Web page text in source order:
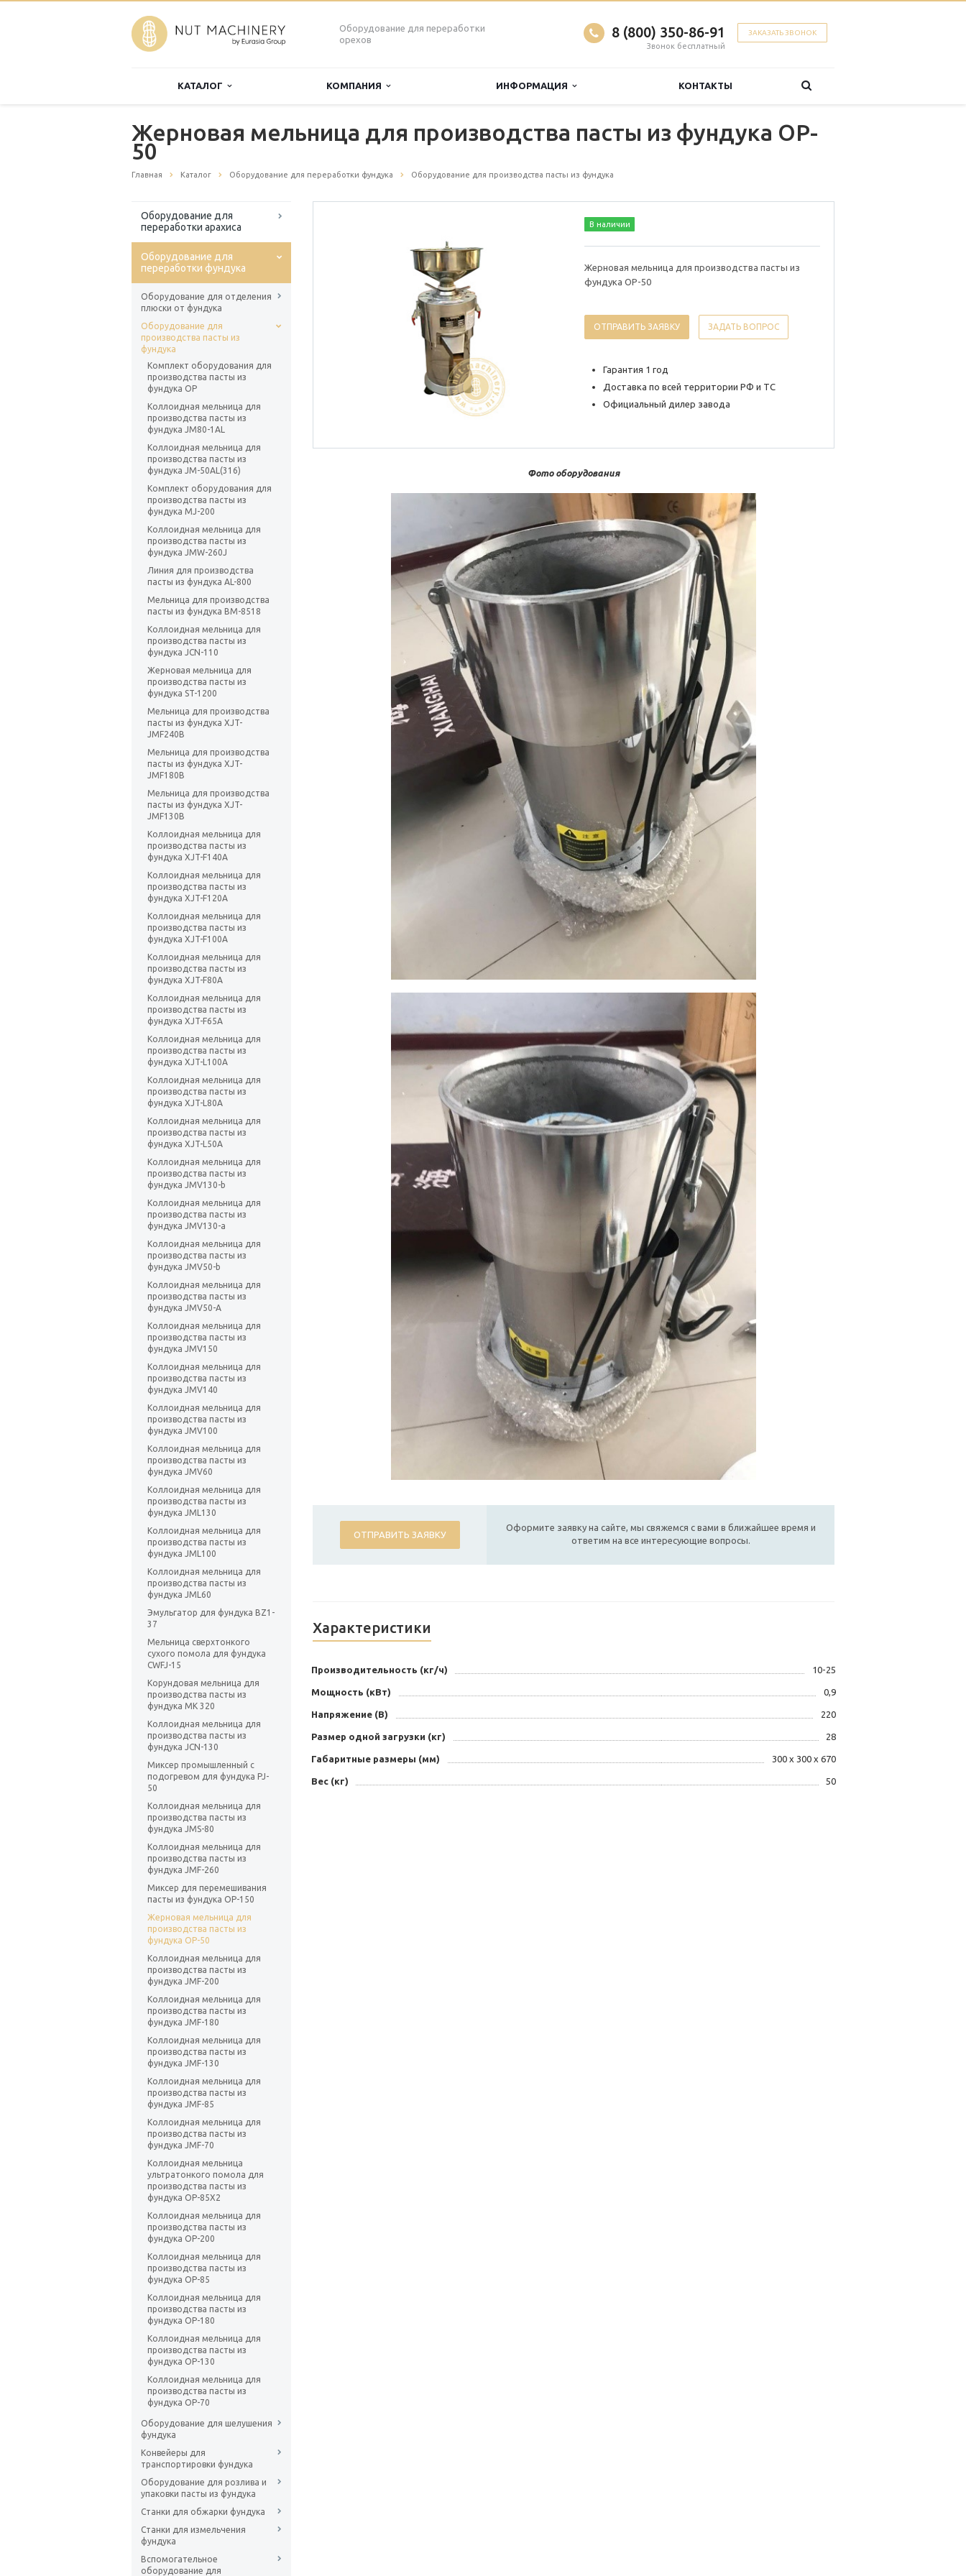
Оборудование для переработки
орехов
ЗАКАЗАТЬ ЗВОНОК
8 (800) 350-86-91
Звонок бесплатный
КАТАЛОГ КОМПАНИЯ ИНФОРМАЦИЯ КОНТАКТЫ
Жерновая мельница для производства пасты из фундука OP-
50
Главная Каталог Оборудование для переработки фундука Оборудование для производства пасты из фундука
Оборудование для
переработки арахиса
Оборудование для
переработки фундука
Оборудование для отделения
плюски от фундука
Оборудование для
производства пасты из
фундука
Комплект оборудования для
производства пасты из
фундука ОР
Коллоидная мельница для
производства пасты из
фундука JM80-1AL
Коллоидная мельница для
производства пасты из
фундука JM-50AL(316)
Комплект оборудования для
производства пасты из
фундука MJ-200
Коллоидная мельница для
производства пасты из
фундука JMW-260J
Линия для производства
пасты из фундука AL-800
Мельница для производства
пасты из фундука ВМ-8518
Коллоидная мельница для
производства пасты из
фундука JCN-110
Жерновая мельница для
производства пасты из
фундука ST-1200
Мельница для производства
пасты из фундука XJT-
JMF240B
Мельница для производства
пасты из фундука XJT-
JMF180B
Мельница для производства
пасты из фундука XJT-
JMF130B
Коллоидная мельница для
производства пасты из
фундука XJT-F140A
Коллоидная мельница для
производства пасты из
фундука XJT-F120A
Коллоидная мельница для
производства пасты из
фундука XJT-F100A
Коллоидная мельница для
производства пасты из
фундука XJT-F80A
Коллоидная мельница для
производства пасты из
фундука XJT-F65A
Коллоидная мельница для
производства пасты из
фундука XJT-L100A
Коллоидная мельница для
производства пасты из
фундука XJT-L80A
Коллоидная мельница для
производства пасты из
фундука XJT-L50A
Коллоидная мельница для
производства пасты из
фундука JMV130-b
Коллоидная мельница для
производства пасты из
фундука JMV130-a
Коллоидная мельница для
производства пасты из
фундука JMV50-b
Коллоидная мельница для
производства пасты из
фундука JMV50-А
Коллоидная мельница для
производства пасты из
фундука JMV150
Коллоидная мельница для
производства пасты из
фундука JMV140
Коллоидная мельница для
производства пасты из
фундука JMV100
Коллоидная мельница для
производства пасты из
фундука JMV60
Коллоидная мельница для
производства пасты из
фундука JML130
Коллоидная мельница для
производства пасты из
фундука JML100
Коллоидная мельница для
производства пасты из
фундука JML60
Эмульгатор для фундука BZ1-
37
Мельница сверхтонкого
сухого помола для фундука
CWFJ-15
Корундовая мельница для
производства пасты из
фундука MK 320
Коллоидная мельница для
производства пасты из
фундука JCN-130
Миксер промышленный с
подогревом для фундука PJ-
50
Коллоидная мельница для
производства пасты из
фундука JMS-80
Коллоидная мельница для
производства пасты из
фундука JMF-260
Миксер для перемешивания
пасты из фундука ОP-150
Жерновая мельница для
производства пасты из
фундука OP-50
Коллоидная мельница для
производства пасты из
фундука JMF-200
Коллоидная мельница для
производства пасты из
фундука JMF-180
Коллоидная мельница для
производства пасты из
фундука JMF-130
Коллоидная мельница для
производства пасты из
фундука JMF-85
Коллоидная мельница для
производства пасты из
фундука JMF-70
Коллоидная мельница
ультратонкого помола для
производства пасты из
фундука OP-85X2
Коллоидная мельница для
производства пасты из
фундука OP-200
Коллоидная мельница для
производства пасты из
фундука OP-85
Коллоидная мельница для
производства пасты из
фундука OP-180
Коллоидная мельница для
производства пасты из
фундука OP-130
Коллоидная мельница для
производства пасты из
фундука OP-70
Оборудование для шелушения
фундука
Конвейеры для
транспортировки фундука
Оборудование для розлива и
упаковки пасты из фундука
Станки для обжарки фундука
Станки для измельчения
фундука
Вспомогательное
оборудование для
В наличии
Жерновая мельница для производства пасты из
фундука OP-50
ОТПРАВИТЬ ЗАЯВКУ ЗАДАТЬ ВОПРОС
Гарантия 1 год
Доставка по всей территории РФ и ТС
Официальный дилер завода
Фото оборудования
ОТПРАВИТЬ ЗАЯВКУ
Оформите заявку на сайте, мы свяжемся с вами в ближайшее время и
ответим на все интересующие вопросы.
Характеристики
Производительность (кг/ч) 10-25
Мощность (кВт) 0,9
Напряжение (В) 220
Размер одной загрузки (кг) 28
Габаритные размеры (мм) 300 х 300 х 670
Вес (кг) 50